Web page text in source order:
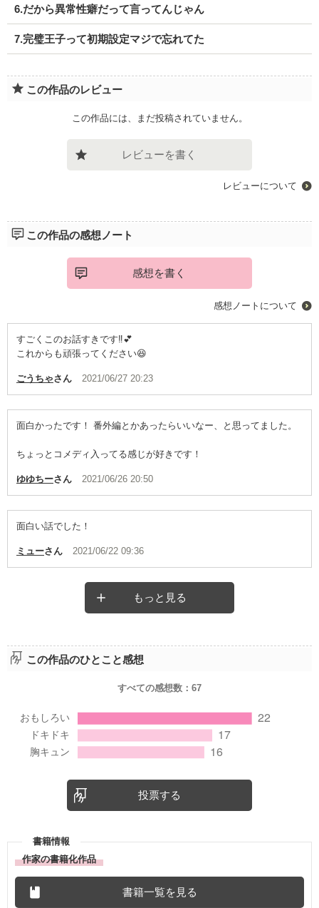
6.だから異常性癖だって言ってんじゃん
7.完璧王子って初期設定マジで忘れてた
この作品のレビュー
この作品には、まだ投稿されていません。
レビューを書く
レビューについて
この作品の感想ノート
感想を書く
感想ノートについて
すごくこのお話すきです‼️💕
これからも頑張ってください😆
ごうちゃさん 2021/06/27 20:23
面白かったです！ 番外編とかあったらいいなー、と思ってました。
ちょっとコメディ入ってる感じが好きです！
ゆゆちーさん 2021/06/26 20:50
面白い話でした！
ミューさん 2021/06/22 09:36
もっと見る
この作品のひとこと感想
すべての感想数： 67
投票する
書籍情報
作家の書籍化作品
書籍一覧を見る